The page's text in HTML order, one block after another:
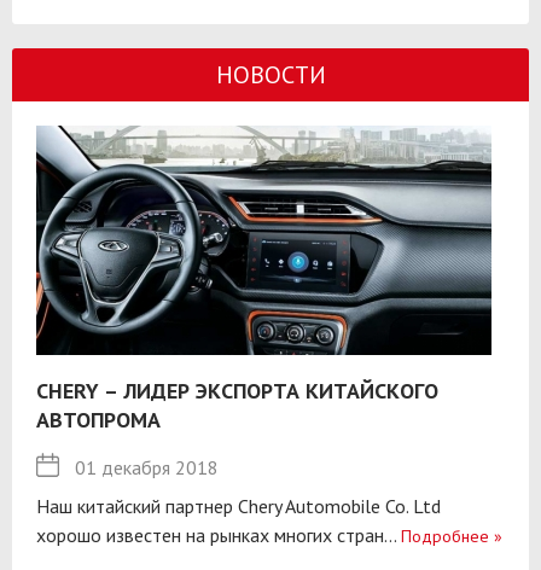
НОВОСТИ
CHERY – ЛИДЕР ЭКСПОРТА КИТАЙСКОГО
АВТОПРОМА
01 декабря 2018
Наш китайский партнер Chery Automobile Co. Ltd
хорошо известен на рынках многих стран... Подробнее »